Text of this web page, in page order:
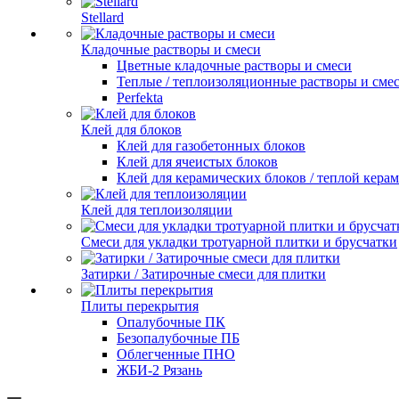
Stellard
Кладочные растворы и смеси
Цветные кладочные растворы и смеси
Теплые / теплоизоляционные растворы и
Perfekta
Клей для блоков
Клей для газобетонных блоков
Клей для ячеистых блоков
Клей для керамических блоков / теплой
Клей для теплоизоляции
Смеси для укладки тротуарной плитки и брусчатки
Затирки / Затирочные смеси для плитки
Плиты перекрытия
Опалубочные ПК
Безопалубочные ПБ
Облегченные ПНО
ЖБИ-2 Рязань